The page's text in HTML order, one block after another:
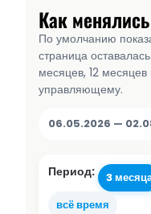
Как
По умолчанию
страница
месяцев, 12
управляющему.
06.05.2026 —
Период: 3
всё время